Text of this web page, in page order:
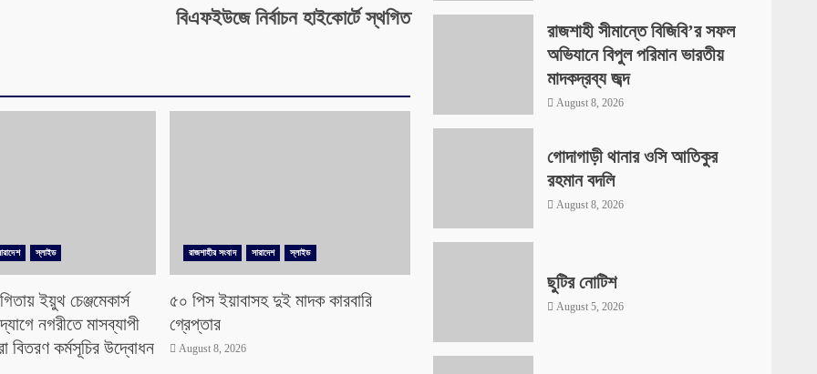
বিএফইউজে নির্বাচন হাইকোর্টে স্থগিত
স্লাইড
ইয়ুথ চেঞ্জমেকার্স
নগরীতে মাসব্যাপী
বিতরণ কর্মসূচির উদ্বোধন
রাজশাহীর সংবাদ সারাদেশ স্লাইড
৫০ পিস ইয়াবাসহ দুই মাদক কারবারি
গ্রেপ্তার
August 8, 2026
রাজশাহী সীমান্তে বিজিবি’র সফল
অভিযানে বিপুল পরিমান ভারতীয়
মাদকদ্রব্য জব্দ
August 8, 2026
গোদাগাড়ী থানার ওসি আতিকুর
রহমান বদলি
August 8, 2026
ছুটির নোটিশ
August 5, 2026